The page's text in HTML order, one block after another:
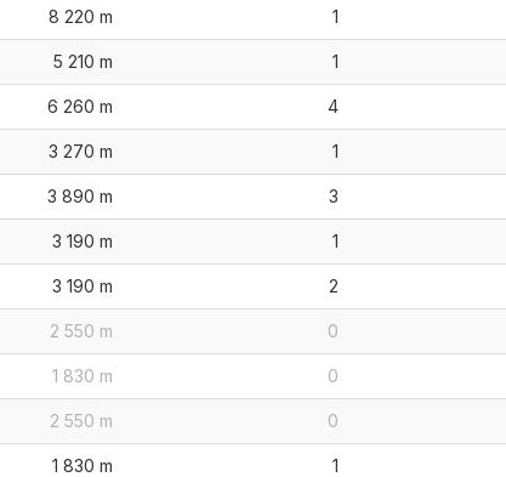
8 220 m 1
5 210 m 1
6 260 m 4
3 270 m 1
3 890 m 3
3 190 m 1
3 190 m 2
2 550 m 0
1 830 m 0
2 550 m 0
1 830 m 1